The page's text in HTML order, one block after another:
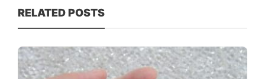
RELATED POSTS